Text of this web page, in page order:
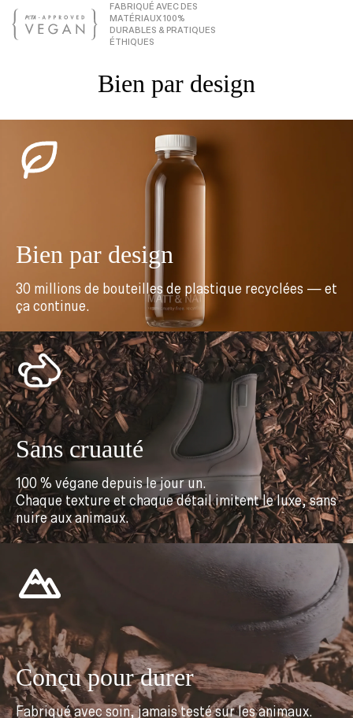
FABRIQUÉ AVEC DES
MATÉRIAUX 100%
DURABLES & PRATIQUES
ÉTHIQUES
Bien par design
Bien par design
30 millions de bouteilles de plastique recyclées — et
ça continue.
Sans cruauté
100 % végane depuis le jour un.
Chaque texture et chaque détail imitent le luxe, sans
nuire aux animaux.
Conçu pour durer
Fabriqué avec soin, jamais testé sur les animaux.